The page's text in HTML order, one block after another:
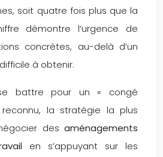
soit quatre fois plus que la
démontre l’urgence de
concrètes, au-delà d’un
à obtenir.
battre pour un « congé
la stratégie la plus
des aménagements
en s’appuyant sur les